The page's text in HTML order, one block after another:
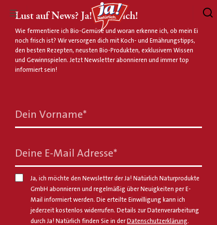
Lust auf News? Ja! Natürlich!
Wie fermentiere ich Bio-Gemüse und woran erkenne ich, ob mein Ei
noch frisch ist? Wir versorgen dich mit Koch- und Ernährungstipps,
den besten Rezepten, neusten Bio-Produkten, exklusivem Wissen
und Gewinnspielen. Jetzt Newsletter abonnieren und immer top
informiert sein!
Dein Vorname*
Deine E-Mail Adresse*
Ja, ich möchte den Newsletter der Ja! Natürlich Naturprodukte
GmbH abonnieren und regelmäßig über Neuigkeiten per E-
Mail informiert werden. Die erteilte Einwilligung kann ich
jederzeit kostenlos widerrufen. Details zur Datenverarbeitung
durch Ja! Natürlich finden Sie in der Datenschutzerklärung.